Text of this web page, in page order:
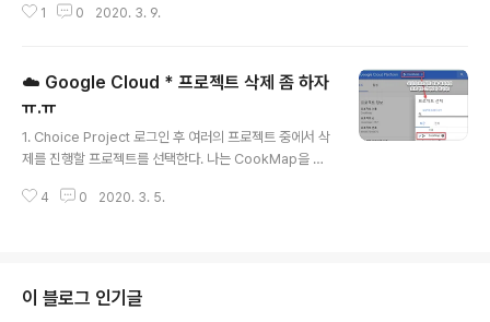
Google Cloud를 사용하기 위한 기본인증을 하지 않았
12개월간 사용할 수 있으며, 무료 평가판 종료 후 자동 청구되지 않는다고 한다.
와있다. 클라우드 음성 텍스트 Cloud Speech-to-Text 음성 텍스트(STT)
변환은 머신러닝(기계학습)을 사용하며 짧거나 긴 형식의 오디오를 사용할 수
있다. Speech-to-text conversion power..
1 0 2020. 3. 9.
☁️ Google Cloud * 프로젝트 삭제 좀 하자
ㅠ.ㅠ
1. Choice Project 로그인 후 여러의 프로젝트 중에서 삭
제를 진행할 프로젝트를 선택한다. 나는 CookMap을 선
이콘 옆에 있는 가로 점 세개 아이콘( 설정 및 유틸리티 )를
one 프로젝트를 종료하는 중이라는 안내 창이 인터넷 창
하단에 떴다가, 최종적으로 프로젝트 삭제 대기 중이라는
4 0 2020. 3. 5.
이 블로그 인기글